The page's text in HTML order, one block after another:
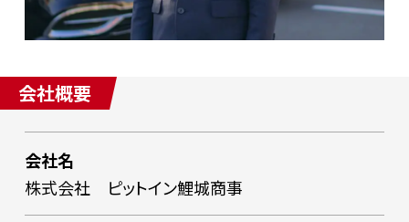
会社概要
会社名
株式会社 ピットイン鯉城商事